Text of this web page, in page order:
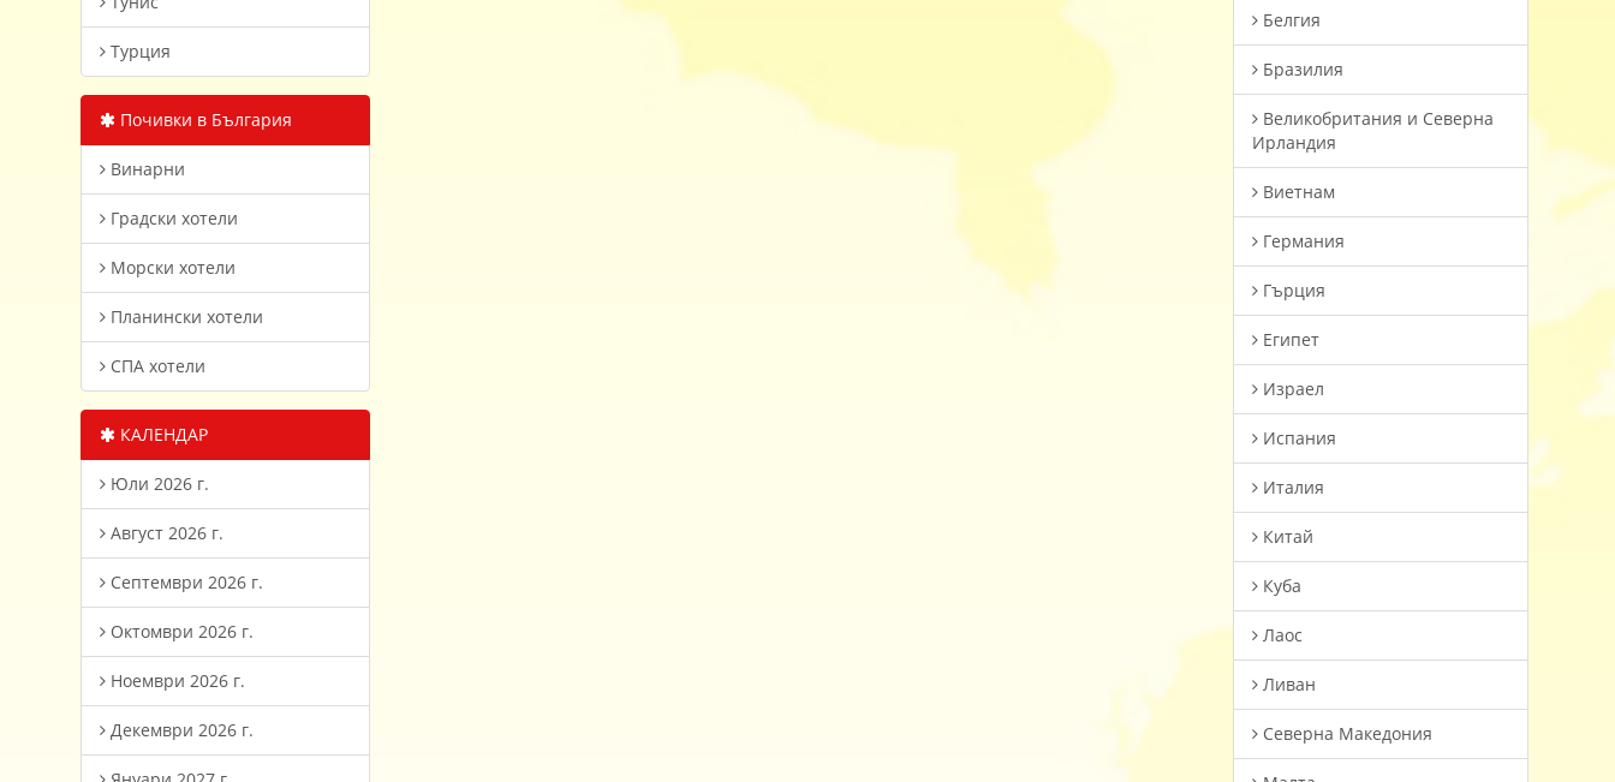
Турция
Почивки в България
Винарни
Градски хотели
Морски хотели
Планински хотели
СПА хотели
КАЛЕНДАР
Юли 2026 г.
Август 2026 г.
Септември 2026 г.
Октомври 2026 г.
Ноември 2026 г.
Декември 2026 г.
Белгия
Бразилия
Великобритания и Северна
Ирландия
Виетнам
Германия
Гърция
Египет
Израел
Испания
Италия
Китай
Куба
Лаос
Ливан
Северна Македония